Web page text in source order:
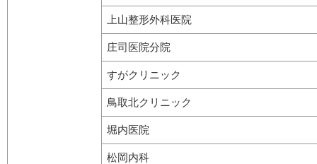
上山整形外科医院
庄司医院分院
すがクリニック
鳥取北クリニック
堀内医院
松岡内科